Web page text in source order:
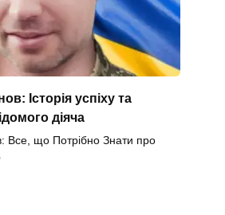
Історія успіху та
діяча
Все, що Потрібно Знати про